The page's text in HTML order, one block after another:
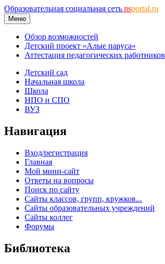
Образовательная социальная сеть nsportal.ru
Меню
Обзор возможностей
Детский проект «Алые паруса»
Аттестация педагогических работников
Детский сад
Начальная школа
Школа
НПО и СПО
ВУЗ
Навигация
Вход/регистрация
Главная
Мой мини-сайт
Ответы на вопросы
Поиск по сайту
Сайты классов, групп, кружков...
Сайты образовательных учреждений
Сайты коллег
Форумы
Библиотека